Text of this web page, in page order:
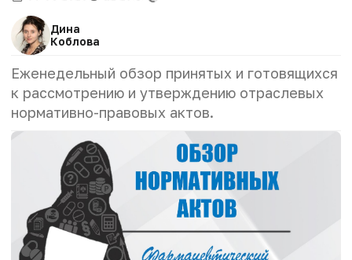
Дина
Коблова
Еженедельный обзор принятых и готовящихся
к рассмотрению и утверждению отраслевых
нормативно-правовых актов.